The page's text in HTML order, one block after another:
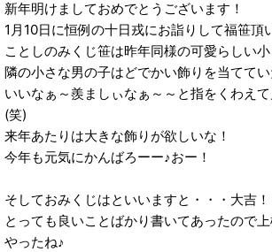
新年明けましておめでとうございます！
1月10日に恒例の十日戎にお詣りして福笹頂
ことしのみくじ笹は昨年同様の可愛らしい
隣の小さな男の子はどでかい飾りを当てて
いいなぁ～羨ましぃなぁ～～と指をくわえ
(笑)
来年あたりは大きな飾りが欲しいな！
今年も元気にかんばろーー♪おー！
そしておみくじはといいますと・・・大吉
とっても良いことばかり書いてあったので
やったね♪